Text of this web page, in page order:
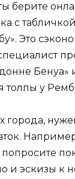
берите
с
Это
Бенуа»
толпы у
города,
и эскизы к